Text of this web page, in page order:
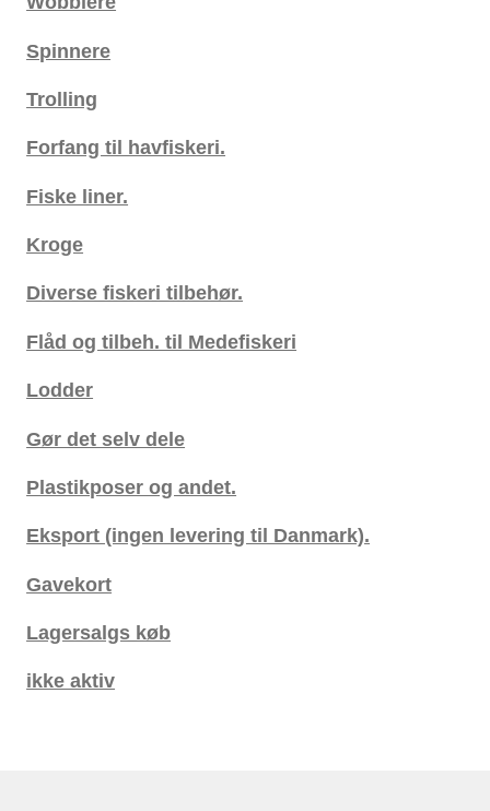
Spinnere
Trolling
Forfang til havfiskeri.
Fiske liner.
Kroge
Diverse fiskeri tilbehør.
Flåd og tilbeh. til Medefiskeri
Lodder
Gør det selv dele
Plastikposer og andet.
Eksport (ingen levering til Danmark).
Gavekort
Lagersalgs køb
ikke aktiv